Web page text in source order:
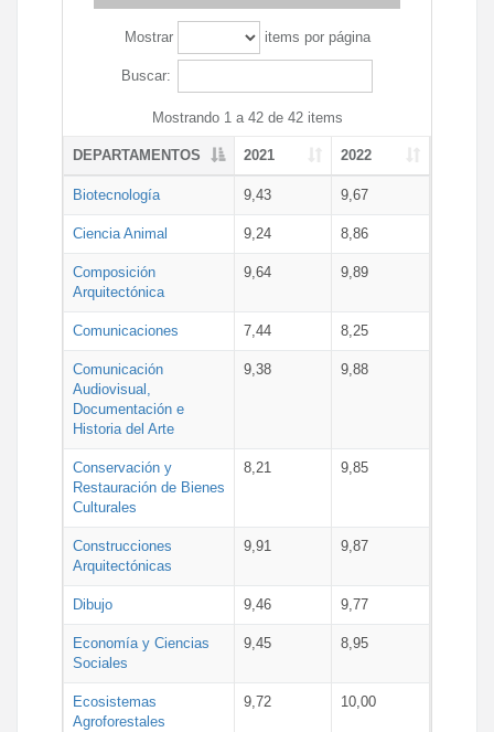
Mostrar items por página
Buscar:
Mostrando 1 a 42 de 42 items
DEPARTAMENTOS 2021 2022
Biotecnología 9,43 9,67
Ciencia Animal 9,24 8,86
Composición
Arquitectónica
9,64 9,89
Comunicaciones 7,44 8,25
Comunicación
Audiovisual,
Documentación e
Historia del Arte
9,38 9,88
Conservación y
Restauración de Bienes
Culturales
8,21 9,85
Construcciones
Arquitectónicas
9,91 9,87
Dibujo 9,46 9,77
Economía y Ciencias
Sociales
9,45 8,95
Ecosistemas
Agroforestales
9,72 10,00